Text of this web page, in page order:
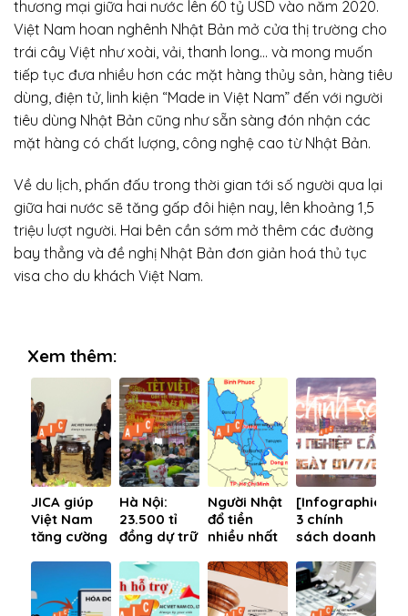
thương mại giữa hai nước lên 60 tỷ USD vào năm 2020.
Việt Nam hoan nghênh Nhật Bản mở cửa thị trường cho
trái cây Việt như xoài, vải, thanh long… và mong muốn
tiếp tục đưa nhiều hơn các mặt hàng thủy sản, hàng tiêu
dùng, điện tử, linh kiện “Made in Việt Nam” đến với người
tiêu dùng Nhật Bản cũng như sẵn sàng đón nhận các
mặt hàng có chất lượng, công nghệ cao từ Nhật Bản.
Về du lịch, phấn đấu trong thời gian tới số người qua lại
giữa hai nước sẽ tăng gấp đôi hiện nay, lên khoảng 1,5
triệu lượt người. Hai bên cần sớm mở thêm các đường
bay thẳng và đề nghị Nhật Bản đơn giản hoá thủ tục
visa cho du khách Việt Nam.
Xem thêm:
JICA giúp
Việt Nam
tăng cường
dự án PPP
Hà Nội:
23.500 tỉ
đồng dự trữ
bình ổn giá
trong dịp
Tết
Người Nhật
đổ tiền
nhiều nhất
Dương
[Infographic]
3 chính
sách doanh
biết từ
ngày
01/7/2019